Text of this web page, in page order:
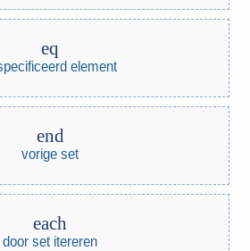
eq
element
end
vorige set
each
door set itereren